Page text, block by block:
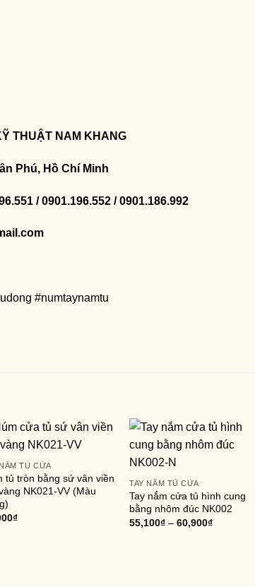
THUẬT NAM KHANG
Phú, Hồ Chí Minh
/ 0901.196.552 / 0901.186.992
#numtaynamtu
TỦ CỬA
tủ tròn bằng sứ vân viền
NK021-VV (Màu
₫
TAY NẮM TỦ CỬA
Tay nắm cửa tủ hình cung
bằng nhôm đúc NK002
55,100₫ –60,900₫